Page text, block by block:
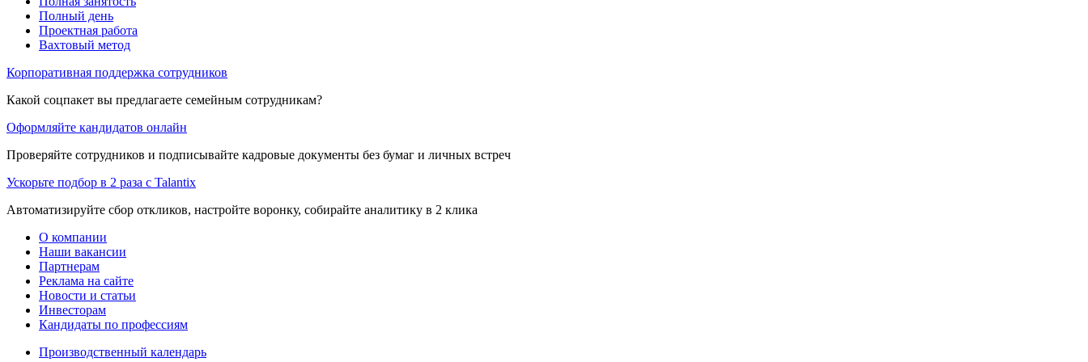
Полный день
Проектная работа
Вахтовый метод
Корпоративная поддержка сотрудников
Какой соцпакет вы предлагаете семейным сотрудникам?
Оформляйте кандидатов онлайн
Проверяйте сотрудников и подписывайте кадровые документы без бумаг и личных встреч
Ускорьте подбор в 2 раза с Talantix
Автоматизируйте сбор откликов, настройте воронку, собирайте аналитику в 2 клика
О компании
Наши вакансии
Партнерам
Реклама на сайте
Новости и статьи
Инвесторам
Кандидаты по профессиям
Производственный календарь